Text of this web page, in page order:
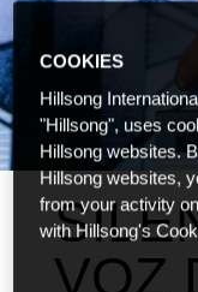
VOZ
COOKIES
Hillsong
"Hillsong", uses
Hillsong websites.
Hillsong websites,
from your activity
with Hillsong's